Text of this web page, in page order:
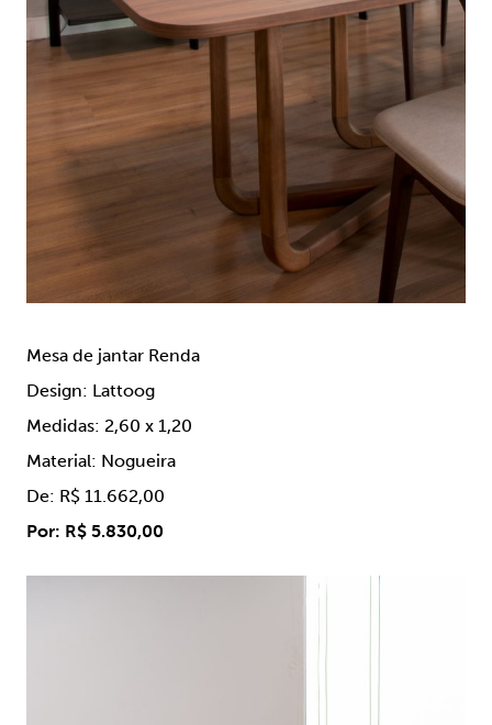
Mesa de jantar Renda
Design: Lattoog
Medidas: 2,60 x 1,20
Material: Nogueira
De: R$ 11.662,00
Por: R$ 5.830,00